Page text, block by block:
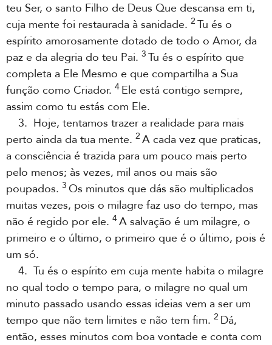
teu Ser, o santo Filho de Deus Que descansa em ti,
cuja mente foi restaurada à sanidade. 2 Tu és o
espírito amorosamente dotado de todo o Amor, da
paz e da alegria do teu Pai. 3 Tu és o espírito que
completa a Ele Mesmo e que compartilha a Sua
função como Criador. 4 Ele está contigo sempre,
assim como tu estás com Ele.
3. Hoje, tentamos trazer a realidade para mais
perto ainda da tua mente. 2 A cada vez que praticas,
a consciência é trazida para um pouco mais perto
pelo menos; às vezes, mil anos ou mais são
poupados. 3 Os minutos que dás são multiplicados
muitas vezes, pois o milagre faz uso do tempo, mas
não é regido por ele. 4A salvação é um milagre, o
primeiro e o último, o primeiro que é o último, pois é
um só.
4. Tu és o espírito em cuja mente habita o milagre
no qual todo o tempo para, o milagre no qual um
minuto passado usando essas ideias vem a ser um
tempo que não tem limites e não tem fim. 2 Dá,
então, esses minutos com boa vontade e conta com